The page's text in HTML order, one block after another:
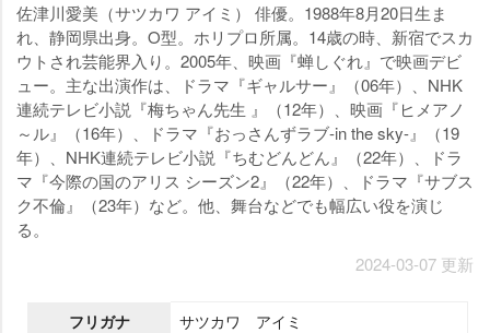
佐津川愛美（サツカワ アイミ） 俳優。1988年8月20日生ま
れ、静岡県出身。O型。ホリプロ所属。14歳の時、新宿でスカ
ウトされ芸能界入り。2005年、映画『蝉しぐれ』で映画デビ
ュー。主な出演作は、ドラマ『ギャルサー』（06年）、NHK
連続テレビ小説『梅ちゃん先生 』（12年）、映画『ヒメアノ
～ル』（16年）、ドラマ『おっさんずラブ-in the sky-』（19
年）、NHK連続テレビ小説『ちむどんどん』（22年）、ドラ
マ『今際の国のアリス シーズン2』（22年）、ドラマ『サブス
ク不倫』（23年）など。他、舞台などでも幅広い役を演じ
る。
2024-03-07 更新
フリガナ
サツカワ アイミ